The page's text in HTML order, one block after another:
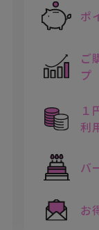
ポ
ご
プ
１
利
バ
お